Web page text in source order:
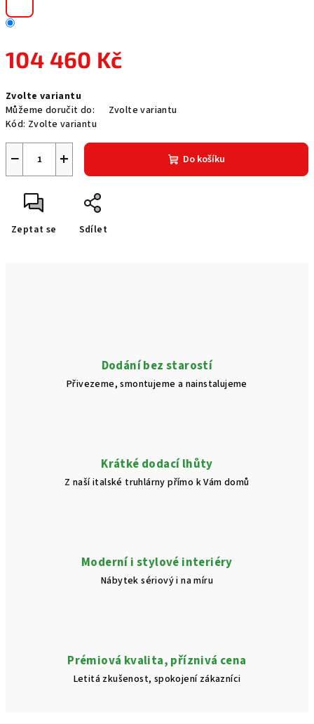
104 460 Kč
cena:
Zvolte variantu
Můžeme doručit do:
Zvolte variantu
Kód: Zvolte variantu
+
− Do košíku
Zeptat se Sdílet
Dodání bez starostí
Přivezeme, smontujeme a nainstalujeme
Krátké dodací lhůty
Z naší italské truhlárny přímo k Vám domů
Moderní i stylové interiéry
Nábytek sériový i na míru
Prémiová kvalita, příznivá cena
Letitá zkušenost, spokojení zákazníci